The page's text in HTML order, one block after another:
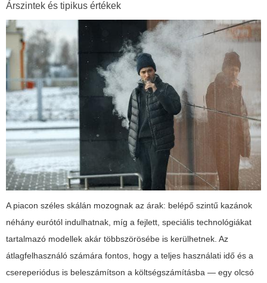
Árszintek és tipikus értékek
A piacon széles skálán mozognak az árak: belépő szintű kazánok
néhány eurótól indulhatnak, míg a fejlett, speciális technológiákat
tartalmazó modellek akár többszörösébe is kerülhetnek. Az
átlagfelhasználó számára fontos, hogy a teljes használati idő és a
csereperiódus is beleszámítson a költségszámításba — egy olcsó